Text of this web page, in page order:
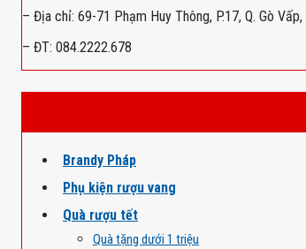
– Địa chỉ: 69-71 Phạm Huy Thông, P.17, Q. Gò Vấp,
– ĐT: 084.2222.678
Brandy Pháp
Phụ kiện rượu vang
Quà rượu tết
Quà tặng dưới 1 triệu